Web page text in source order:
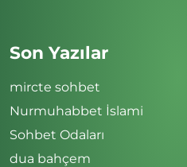
Son Yazılar
mircte sohbet
Nurmuhabbet İslami
Sohbet Odaları
dua bahçem